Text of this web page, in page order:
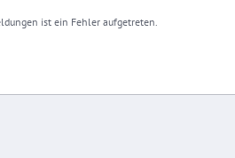
ist ein Fehler aufgetreten.